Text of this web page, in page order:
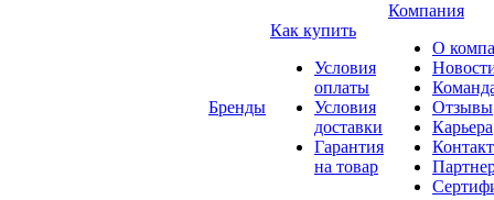
Бренды
Как купить
Условия
оплаты
Условия
доставки
Гарантия
на товар
Компания
О
Отзывы
Карьера